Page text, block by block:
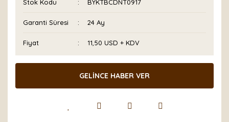
Stok Kodu BYKTBCDNT0917
Garanti Süresi 24 Ay
Fiyat 11,50 USD + KDV
GELİNCE HABER VER